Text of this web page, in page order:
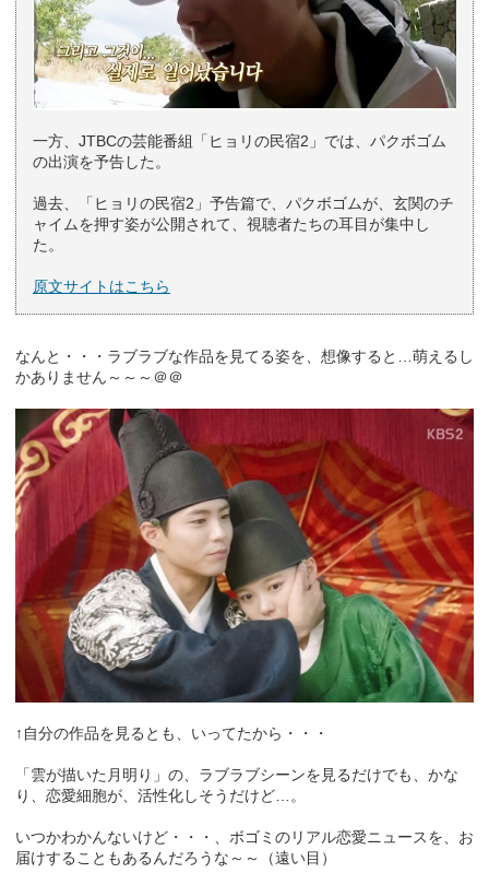
一方、JTBCの芸能番組「ヒョリの民宿2」では、パクボゴム
の出演を予告した。
過去、「ヒョリの民宿2」予告篇で、パクボゴムが、玄関のチ
ャイムを押す姿が公開されて、視聴者たちの耳目が集中し
た。
原文サイトはこちら
なんと・・・ラブラブな作品を見てる姿を、想像すると…萌えるし
かありません～～～＠＠
↑自分の作品を見るとも、いってたから・・・
「雲が描いた月明り」の、ラブラブシーンを見るだけでも、かな
り、恋愛細胞が、活性化しそうだけど…。
いつかわかんないけど・・・、ボゴミのリアル恋愛ニュースを、お
届けすることもあるんだろうな～～（遠い目）